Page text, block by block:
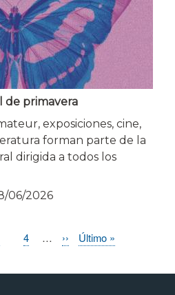
de primavera
exposiciones, cine,
forman parte de la
dirigida a todos los
06/2026
Page
4 …
Siguiente
››
Última
Último »